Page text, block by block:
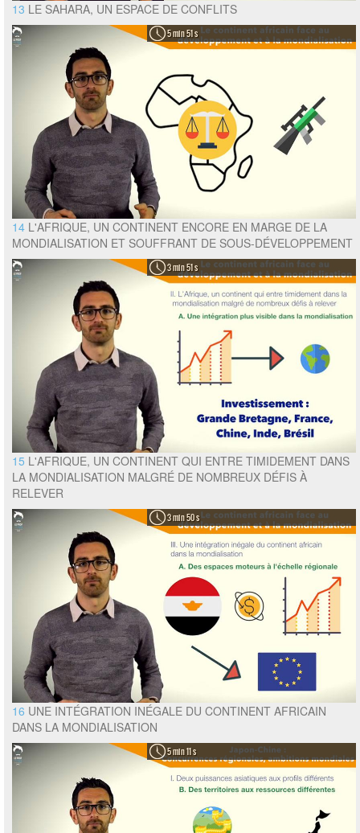
13 LE SAHARA, UN ESPACE DE CONFLITS
5 min 51 s
14 L'AFRIQUE, UN CONTINENT ENCORE EN MARGE DE LA
MONDIALISATION ET SOUFFRANT DE SOUS-DÉVELOPPEMENT
3 min 51 s
15 L'AFRIQUE, UN CONTINENT QUI ENTRE TIMIDEMENT DANS
LA MONDIALISATION MALGRÉ DE NOMBREUX DÉFIS À
RELEVER
3 min 50 s
16 UNE INTÉGRATION INÉGALE DU CONTINENT AFRICAIN
DANS LA MONDIALISATION
5 min 11 s